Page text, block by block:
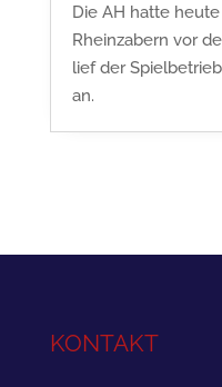
Die AH hatte
Rheinzabern vor
lief der
an.
KONTAKT